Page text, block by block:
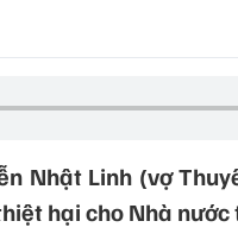
Nhật Linh (vợ
hại cho Nhà nước